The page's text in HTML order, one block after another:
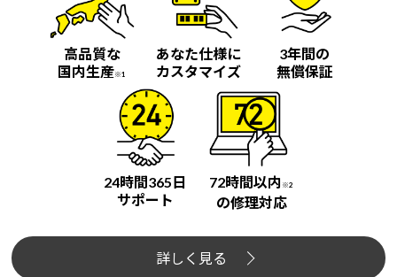
高品質な
国内生産※1
あなた仕様に
カスタマイズ
3年間の
無償保証
24時間365日
サポート
72時間以内 ※2
の修理対応
詳しく見る